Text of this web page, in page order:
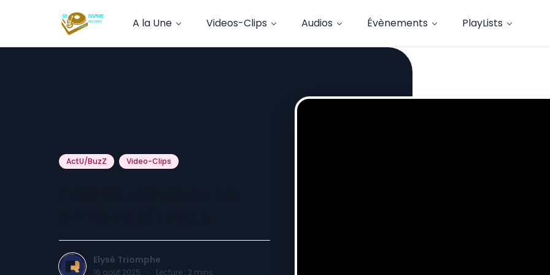
A la Une Videos-Clips Audios Évènements PlayLists
ActU/BuzZ Video-Clips
Elysé Triomphe
16 août 2025 · Lecture : 2 mins